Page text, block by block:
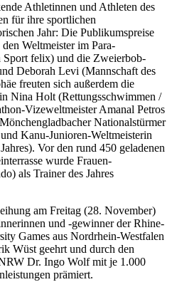
Athletinnen und Athleten des
für ihre sportlichen
Jahr: Die Publikumspreise
Weltmeister im Para-
Sport felix) und die Zweierbob-
Deborah Levi (Mannschaft des
freuten sich außerdem die
Nina Holt (Rettungsschwimmen /
Vizeweltmeister Amanal Petros
Nationalstürmer
Kanu-Junioren-Weltmeisterin
Vor den rund 450 geladenen
wurde Frauen-
als Trainer des Jahres
am Freitag (28. November)
und -gewinner der Rhine-
Games aus Nordrhein-Westfalen
Wüst geehrt und durch den
Dr. Ingo Wolf mit je 1.000
prämiert.